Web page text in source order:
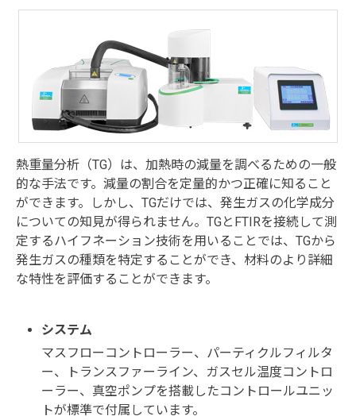
熱重量分析（TG）は、加熱時の減量を調べるための一般
的な手法です。減量の割合を定量的かつ正確に知ること
ができます。しかし、TGだけでは、発生ガスの化学成分
についての知見が得られません。TGとFTIRを接続して測
定するハイフネーション技術を用いることでは、TGから
発生ガスの種類を特定することができ、材料のより詳細
な特性を評価することができます。
システム
マスフローコントローラー、パーティクルフィルタ
ー、トランスファーライン、ガスセル温度コントロ
ーラー、真空ポンプを搭載したコントロールユニッ
トが標準で付属しています。